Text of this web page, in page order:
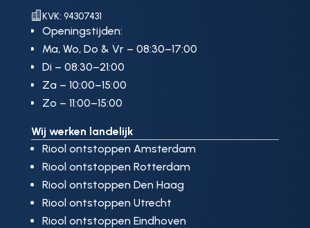
 KVK: 94307431
Openingstijden:
Ma, Wo, Do & Vr – 08:30–17:00
Di – 08:30–21:00
Za – 10:00–15:00
Zo – 11:00–15:00
Wij werken landelijk
Riool ontstoppen Amsterdam
Riool ontstoppen Rotterdam
Riool ontstoppen Den Haag
Riool ontstoppen Utrecht
Riool ontstoppen Eindhoven